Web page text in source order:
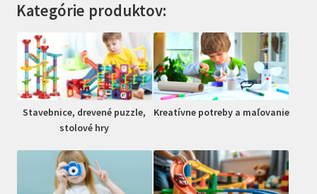
Kategórie produktov:
Stavebnice, drevené puzzle,
stolové hry
Kreatívne potreby a maľovanie